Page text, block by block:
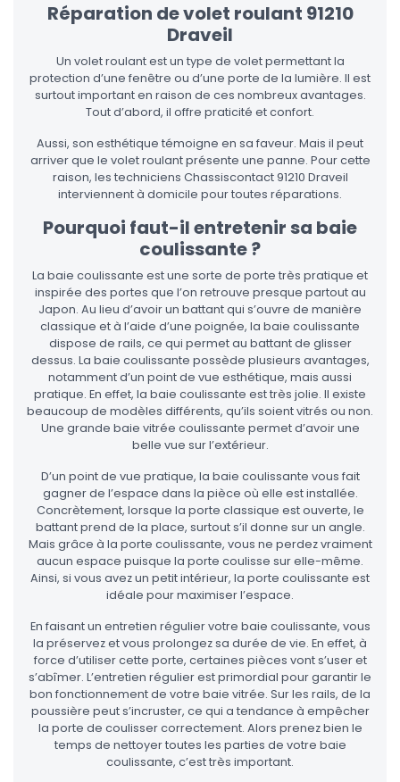
Réparation de volet roulant 91210
Draveil
Un volet roulant est un type de volet permettant la
protection d’une fenêtre ou d’une porte de la lumière. Il est
surtout important en raison de ces nombreux avantages.
Tout d’abord, il offre praticité et confort.
Aussi, son esthétique témoigne en sa faveur. Mais il peut
arriver que le volet roulant présente une panne. Pour cette
raison, les techniciens Chassiscontact 91210 Draveil
interviennent à domicile pour toutes réparations.
Pourquoi faut-il entretenir sa baie
coulissante ?
La baie coulissante est une sorte de porte très pratique et
inspirée des portes que l’on retrouve presque partout au
Japon. Au lieu d’avoir un battant qui s’ouvre de manière
classique et à l’aide d’une poignée, la baie coulissante
dispose de rails, ce qui permet au battant de glisser
dessus. La baie coulissante possède plusieurs avantages,
notamment d’un point de vue esthétique, mais aussi
pratique. En effet, la baie coulissante est très jolie. Il existe
beaucoup de modèles différents, qu’ils soient vitrés ou non.
Une grande baie vitrée coulissante permet d’avoir une
belle vue sur l’extérieur.
D’un point de vue pratique, la baie coulissante vous fait
gagner de l’espace dans la pièce où elle est installée.
Concrètement, lorsque la porte classique est ouverte, le
battant prend de la place, surtout s’il donne sur un angle.
Mais grâce à la porte coulissante, vous ne perdez vraiment
aucun espace puisque la porte coulisse sur elle-même.
Ainsi, si vous avez un petit intérieur, la porte coulissante est
idéale pour maximiser l’espace.
En faisant un entretien régulier votre baie coulissante, vous
la préservez et vous prolongez sa durée de vie. En effet, à
force d’utiliser cette porte, certaines pièces vont s’user et
s’abîmer. L’entretien régulier est primordial pour garantir le
bon fonctionnement de votre baie vitrée. Sur les rails, de la
poussière peut s’incruster, ce qui a tendance à empêcher
la porte de coulisser correctement. Alors prenez bien le
temps de nettoyer toutes les parties de votre baie
coulissante, c’est très important.